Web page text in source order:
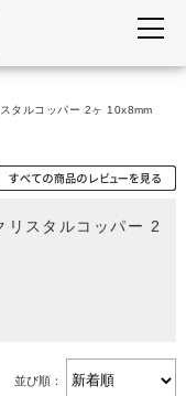
タルコッパー 2ヶ 10x8mm
スタルコッパー 2
並び順：